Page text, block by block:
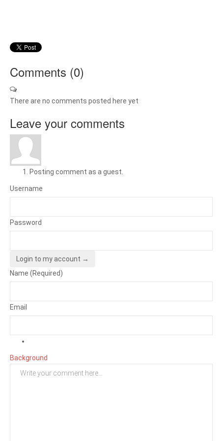
Comments (0)
There are no comments posted here yet
Leave your comments
Posting comment as a guest.
Username
Password
Login to my account →
Name (Required)
Email
Background